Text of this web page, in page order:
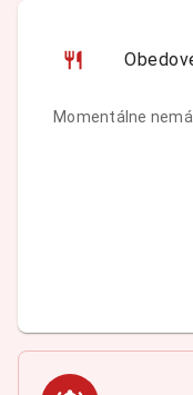
Momentálne